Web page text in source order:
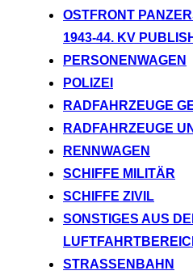
OSTFRONT
1943-44. KV
PERSONENWAGEN
POLIZEI
RADFAHRZEUGE
RADFAHRZEUGE
RENNWAGEN
SCHIFFE MILITÄR
SCHIFFE ZIVIL
SONSTIGES AUS
STRASSENBAHN